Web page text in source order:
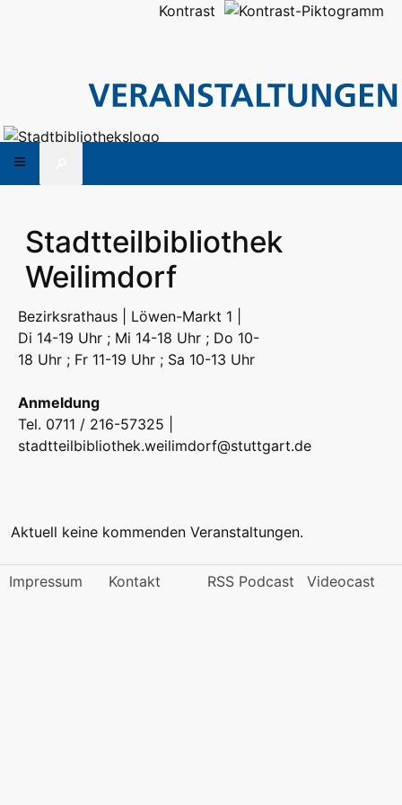
Kontrast
Stadtteilbibliothek
Weilimdorf
Bezirksrathaus | Löwen-Markt 1 |
Di 14-19 Uhr ; Mi 14-18 Uhr ; Do 10-
18 Uhr ; Fr 11-19 Uhr ; Sa 10-13 Uhr
Anmeldung
Tel. 0711 / 216-57325 |
stadtteilbibliothek.weilimdorf@stuttgart.de
Aktuell keine kommenden Veranstaltungen.
Impressum Kontakt RSS Podcast Videocast